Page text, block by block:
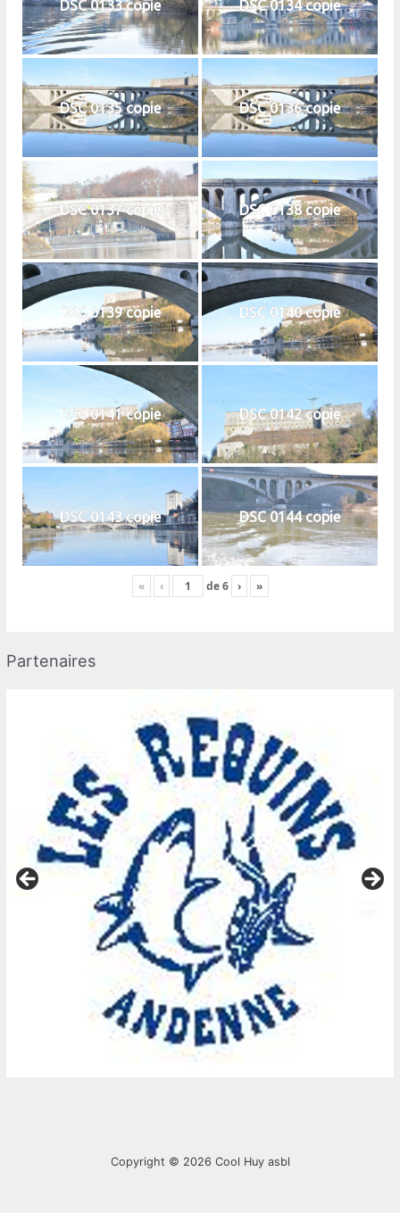
Partenaires
DSC 0133 copie DSC 0134 copie
DSC 0135 copie DSC 0136 copie
DSC 0137 copie DSC 0138 copie
DSC 0139 copie DSC 0140 copie
DSC 0141 copie DSC 0142 copie
DSC 0143 copie DSC 0144 copie
« ‹ de6 › »
Copyright © 2026 Cool Huy asbl